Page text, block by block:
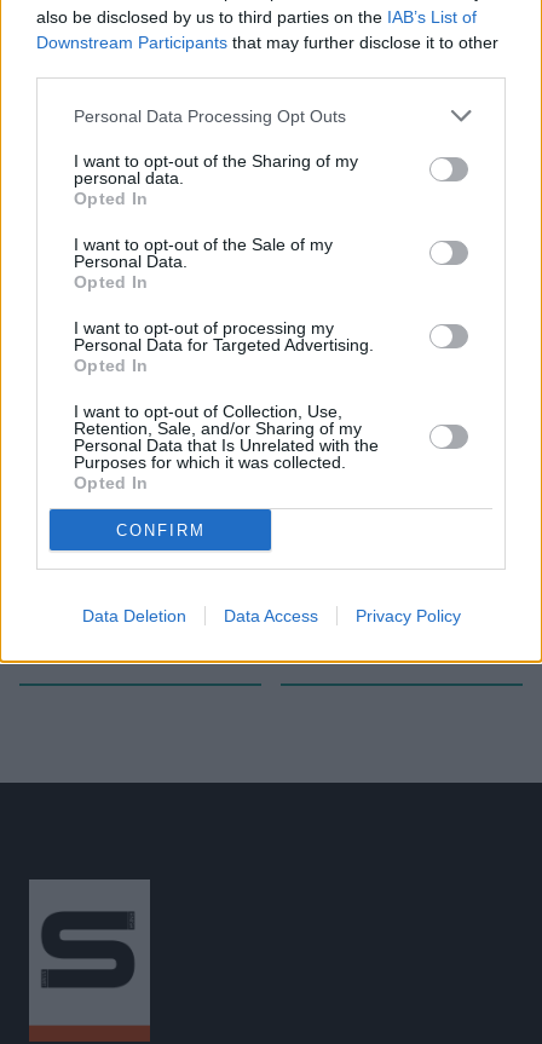
also be disclosed by us to third parties on the IAB’s List of
Downstream Participants that may further disclose it to other
Personal Data Processing Opt Outs
I want to opt-out of the Sharing of my
personal data.
Opted In
I want to opt-out of the Sale of my
Personal Data.
Opted In
I want to opt-out of processing my
Personal Data for Targeted Advertising.
Opted In
I want to opt-out of Collection, Use,
Retention, Sale, and/or Sharing of my
Personal Data that Is Unrelated with the
Purposes for which it was collected.
Opted In
CONFIRM
Data Deletion Data Access Privacy Policy
Τόλης Λελεκίδης
Το άρθρο δεν έχει ακόμα βαθμολογηθεί.
Βαθμολογήστε αυτό το άρθρο:
★★ ★
στον κλειστό στην Ευρώπη (30-
το Σάββατο στη Γάνδη»